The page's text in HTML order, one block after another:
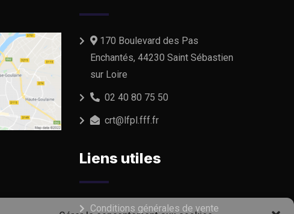
170 Boulevard des Pas
Enchantés, 44230 Saint Sébastien
sur Loire
02 40 80 75 50
crt@lfpl.fff.fr
Liens utiles
Conditions générales de vente